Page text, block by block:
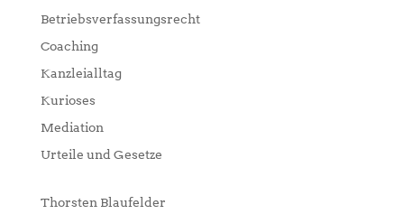
Betriebsverfassungsrecht
Coaching
Kanzleialltag
Kurioses
Mediation
Urteile und Gesetze
Thorsten Blaufelder